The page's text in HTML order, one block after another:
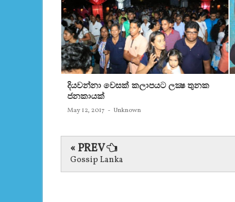
දියවන්නා වෙසක් කලාපයට ලක්‍ෂ තුනක
ජනකායක්
May 12, 2017 - Unknown
« PREV
Gossip Lanka